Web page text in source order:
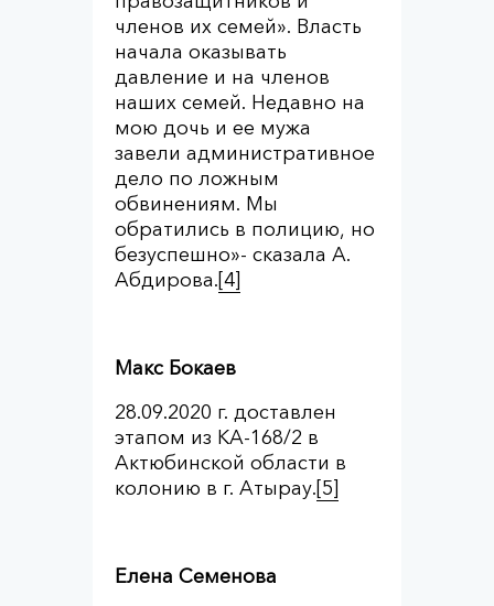
членов их семей». Власть
начала оказывать
давление и на членов
наших семей. Недавно на
мою дочь и ее мужа
завели административное
дело по ложным
обвинениям. Мы
обратились в полицию, но
безуспешно»- сказала А.
Абдирова.[4]
Макс Бокаев
28.09.2020 г. доставлен
этапом из КА-168/2 в
Актюбинской области в
колонию в г. Атырау.[5]
Елена Семенова